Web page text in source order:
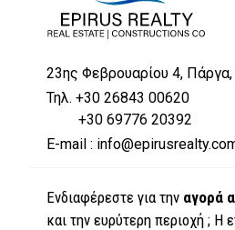
23ης Φεβρουαρίου 4,
Τηλ. +30 26843 00620
+30 69776 20392
E-mail :
Ενδιαφέρεστε για την αγορά
και την ευρύτερη περιοχή ; Η